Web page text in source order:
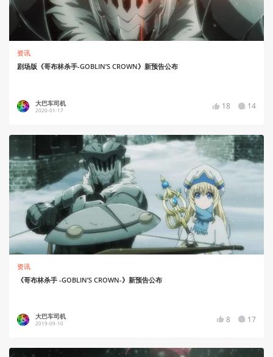
资讯
剧场版《哥布林杀手-GOBLIN’S CROWN》新预告公布
大巴车司机
2020-01-17 18 14
资讯
《哥布林杀手 -GOBLIN’S CROWN-》新预告公布
大巴车司机
2019-09-10 8 17